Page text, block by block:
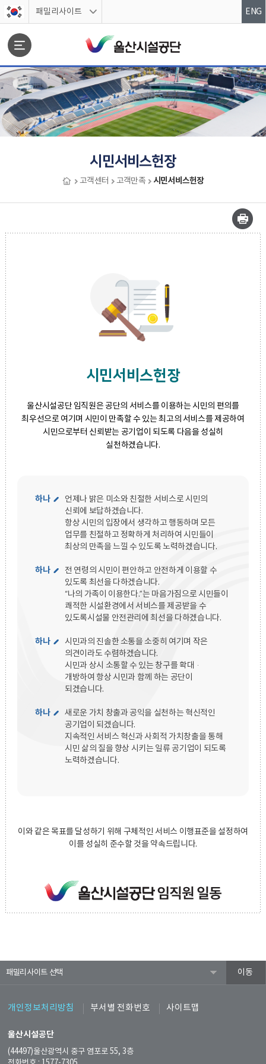
스킵네비게이션
패밀리사이트 ENG
시민서비스헌장
고객센터 고객만족 시민서비스헌장
시민서비스헌장 시작
시민서비스헌장
울산시설공단 임직원은 공단의 서비스를 이용하는 시민의 편의를
최우선으로 여기며 시민이 만족할 수 있는 최고의 서비스를 제공하여
시민으로부터 신뢰받는 공기업이 되도록 다음을 성실히
실천하겠습니다.
하나
언제나 밝은 미소와 친절한 서비스로 시민의
신뢰에 보답하겠습니다.
항상 시민의 입장에서 생각하고 행동하며 모든
업무를 친절하고 정확하게 처리하여 시민들이
최상의 만족을 느낄 수 있도록 노력하겠습니다.
하나
전 연령의 시민이 편안하고 안전하게 이용할 수
있도록 최선을 다하겠습니다.
“나의 가족이 이용한다.”는 마음가짐으로 시민들이
쾌적한 시설환경에서 서비스를 제공받을 수
있도록시설물 안전관리에 최선을 다하겠습니다.
하나
시민과의 진솔한 소통을 소중히 여기며 작은
의견이라도 수렴하겠습니다.
시민과 상시 소통할 수 있는 창구를 확대·
개방하여 항상 시민과 함께 하는 공단이
되겠습니다.
하나
새로운 가치 창출과 공익을 실천하는 혁신적인
공기업이 되겠습니다.
지속적인 서비스 혁신과 사회적 가치창출을 통해
시민 삶의 질을 향상 시키는 일류 공기업이 되도록
노력하겠습니다.
이와 같은 목표를 달성하기 위해 구체적인 서비스 이행표준을 설정하여
이를 성실히 준수할 것을 약속드립니다.
패밀리사이트
개인정보처리방침 부서별 전화번호 사이트맵
울산시설공단
(44497)울산광역시 중구 염포로 55, 3층